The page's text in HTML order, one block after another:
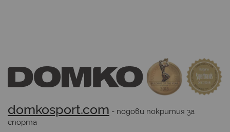
domkosport.com - подови покрития за
спорта